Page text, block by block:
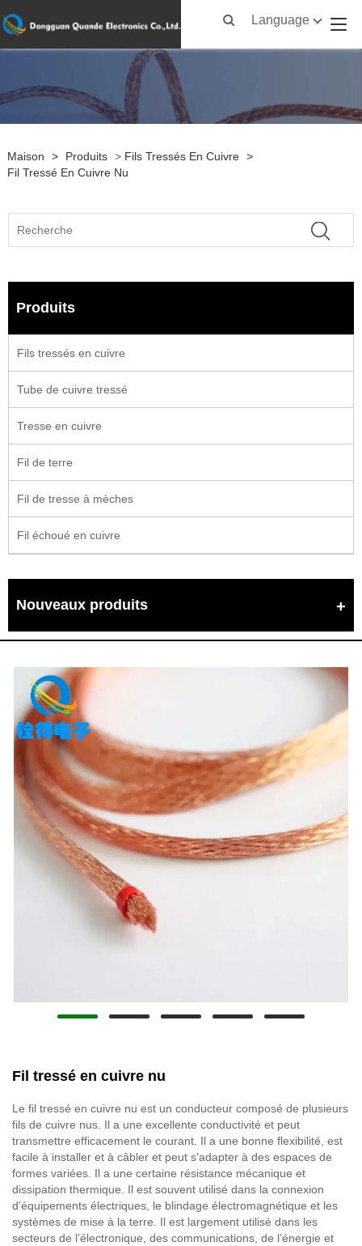
Language
Maison > Produits > Fils Tressés En Cuivre >
Fil Tressé En Cuivre Nu
Produits
Fils tressés en cuivre
Tube de cuivre tressé
Tresse en cuivre
Fil de terre
Fil de tresse à mèches
Fil échoué en cuivre
Nouveaux produits
Fil tressé en cuivre nu
Le fil tressé en cuivre nu est un conducteur composé de plusieurs
fils de cuivre nus. Il a une excellente conductivité et peut
transmettre efficacement le courant. Il a une bonne flexibilité, est
facile à installer et à câbler et peut s'adapter à des espaces de
formes variées. Il a une certaine résistance mécanique et
dissipation thermique. Il est souvent utilisé dans la connexion
d’équipements électriques, le blindage électromagnétique et les
systèmes de mise à la terre. Il est largement utilisé dans les
secteurs de l’électronique, des communications, de l’énergie et